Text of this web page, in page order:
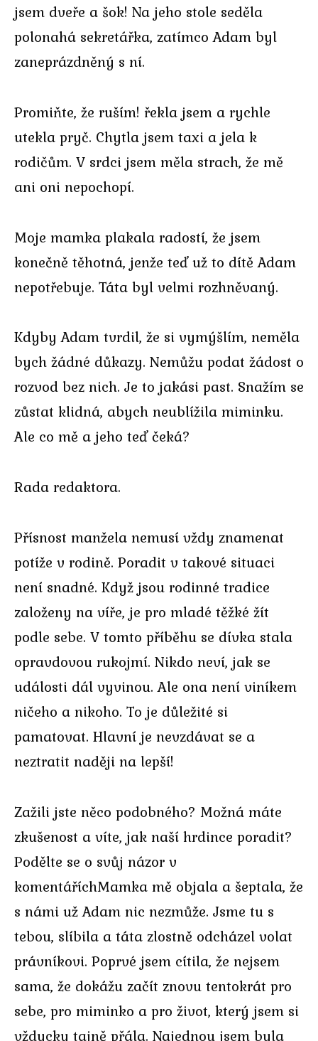
jsem dveře a šok! Na jeho stole seděla
polonahá sekretářka, zatímco Adam byl
zaneprázdněný s ní.
Promiňte, že ruším! řekla jsem a rychle
utekla pryč. Chytla jsem taxi a jela k
rodičům. V srdci jsem měla strach, že mě
ani oni nepochopí.
Moje mamka plakala radostí, že jsem
konečně těhotná, jenže teď už to dítě Adam
nepotřebuje. Táta byl velmi rozhněvaný.
Kdyby Adam tvrdil, že si vymýšlím, neměla
bych žádné důkazy. Nemůžu podat žádost o
rozvod bez nich. Je to jakási past. Snažím se
zůstat klidná, abych neublížila miminku.
Ale co mě a jeho teď čeká?
Rada redaktora.
Přísnost manžela nemusí vždy znamenat
potíže v rodině. Poradit v takové situaci
není snadné. Když jsou rodinné tradice
založeny na víře, je pro mladé těžké žít
podle sebe. V tomto příběhu se dívka stala
opravdovou rukojmí. Nikdo neví, jak se
události dál vyvinou. Ale ona není viníkem
ničeho a nikoho. To je důležité si
pamatovat. Hlavní je nevzdávat se a
neztratit naději na lepší!
Zažili jste něco podobného? Možná máte
zkušenost a víte, jak naší hrdince poradit?
Podělte se o svůj názor v
komentáříchMamka mě objala a šeptala, že
s námi už Adam nic nezmůže. Jsme tu s
tebou, slíbila a táta zlostně odcházel volat
právníkovi. Poprvé jsem cítila, že nejsem
sama, že dokážu začít znovu tentokrát pro
sebe, pro miminko a pro život, který jsem si
vždycky tajně přála. Najednou jsem byla